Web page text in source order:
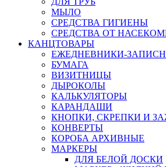
МЫЛО
СРЕДСТВА ГИГИЕНЫ
СРЕДСТВА ОТ
КАНЦТОВАРЫ
ЕЖЕДНЕВНИКИ-
БУМАГА
ВИЗИТНИЦЫ
ДЫРОКОЛЫ
КАЛЬКУЛЯТОРЫ
КАРАНДАШИ
КНОПКИ, СКРЕПКИ И
КОНВЕРТЫ
КОРОБА АРХИВНЫЕ
МАРКЕРЫ
ДЛЯ БЕЛОЙ ДОСКИ